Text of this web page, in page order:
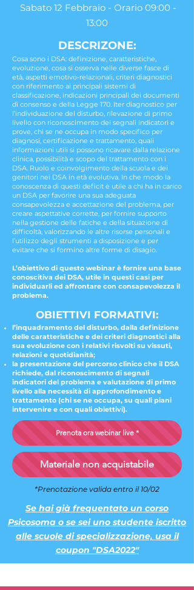
Sabato 12 Febbraio - Orario 09:00 -
13:00
DESCRIZONE:
Cosa sono i DSA: definizione, caratteristiche,
evoluzione, cosa si osserva nelle diverse fasce di
età, aspetti emotivo-relazionali, criteri diagnostici
con riferimento ai principali sistemi di
classificazione, indicazioni principali dei documenti
di consenso e della Legge 170. Iter diagnostico per
l’individuazione del disturbo, rilevazione di primo
livello con riconoscimento dei segnali indicatori e
prove, chi se ne occupa in modo specifico per
diagnosi, certificazione e trattamento, quali
informazioni utili si possono ricavare dalla relazione
clinica, possibilità e scopo del trattamento con i
DSA. Ruolo e coinvolgimento della scuola e dei
genitori nei DSA in età evolutiva. In che modo la
conoscenza di questi deficit è utile a chi ha in carico
un DSA per favorire una sua adeguata
consapevolezza e accettazione del problema, per
creare aspettative corrette, per fornire supporto
nella gestione delle fatiche e della situazione di
difficoltà, valorizzando le altre risorse personali e
l’utilizzo degli strumenti a disposizione e per
evitare che si formino altre forme di disagio.
L’obiettivo di questo webinar è fornire una base
conoscitiva dei DSA, utile in questi casi per
individuarli ed affrontare con consapevolezza il
problema.
OBIETTIVI FORMATIVI:
l’inquadramento del disturbo, dalla definizione
delle caratteristiche e dei criteri diagnostici alla
sua evoluzione con i relativi risvolti su vissuti,
relazioni e quotidianità;
la presentazione del percorso clinico che il DSA
richiede, dal riconoscimento di segnali
indicatori del problema e valutazione di primo
livello alla necessità di approfondimento e
trattamento (chi se ne occupa, su quali piani
intervenire e con quali obiettivi).
Prenota ora webinar live *
Materiale non acquistabile
*Prenotazione valida entro il 10/02
Se hai già frequentato un corso
Psicosoma o se sei uno studente iscritto
alle scuole di specializzazione, usa il
coupon "DSA2022"